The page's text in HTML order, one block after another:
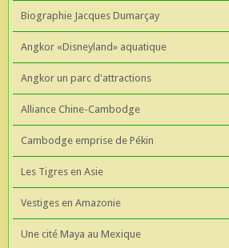
Biographie Jacques Dumarçay
Angkor «Disneyland» aquatique
Angkor un parc d'attractions
Alliance Chine-Cambodge
Cambodge emprise de Pékin
Les Tigres en Asie
Vestiges en Amazonie
Une cité Maya au Mexique